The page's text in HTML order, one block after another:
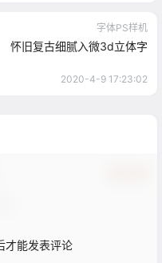
字体PS样机
怀旧复古细腻入微3d立体字
2020-4-9 17:23:02
才能发表评论